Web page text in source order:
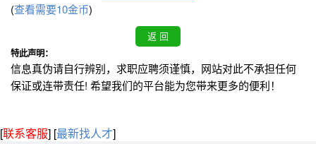
(查看需要10金币)
特此声明：
信息真伪请自行辨别，求职应聘须谨慎，网站对此不承担任何
保证或连带责任! 希望我们的平台能为您带来更多的便利！
[联系客服] [最新找人才]